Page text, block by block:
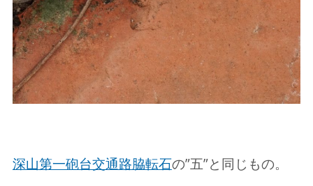
深山第一砲台交通路脇転石の”五”と同じもの。